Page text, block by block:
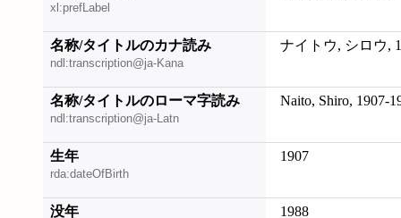
xl:prefLabel
名称/タイトルのカナ読み
ndl:transcription@ja-Kana
ナイトウ, シロウ,
名称/タイトルのローマ字読み
ndl:transcription@ja-Latn
Naito, Shiro, 1907-
生年
rda:dateOfBirth
1907
没年 1988